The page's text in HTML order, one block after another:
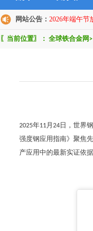
网站公告： 2026年端午节
〖当前位置〗： 全球铁合金网 >
2025年11月24日，世界
强度钢应用指南》聚焦
产应用中的最新实证依